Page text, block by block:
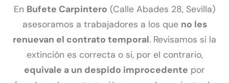
En Bufete Carpintero (Calle Abades 28, Sevilla)
asesoramos a trabajadores a los que no les
renuevan el contrato temporal. Revisamos si la
extinción es correcta o si, por el contrario,
equivale a un despido improcedente por